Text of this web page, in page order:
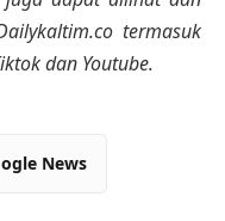
termasuk
dan Youtube.
News